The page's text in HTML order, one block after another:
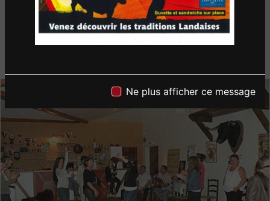
Ne plus afficher ce message